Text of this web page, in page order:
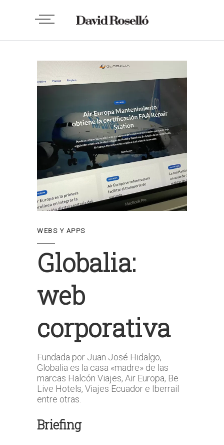
WEBS Y APPS
Globalia:
web
corporativa
Fundada por Juan José Hidalgo,
Globalia es la casa «madre» de las
marcas Halcón Viajes, Air Europa, Be
Live Hotels, Viajes Ecuador e Iberrail
entre otras.
Briefing